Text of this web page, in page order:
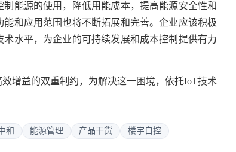
能源的使用，降低用能成本，提高能源安全性和
和应用范围也将不断拓展和完善。企业应该积极
水平，为企业的可持续发展和成本控制提供有力
增益的双重制约，为解决这一困境，依托IoT技术
和 能源管理 产品干货
楼宇自控